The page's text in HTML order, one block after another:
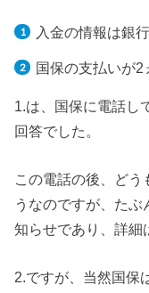
入金の情報は銀
国保の支払いが2
1.は、国保に電話し
回答でした。
この電話の後、どう
うなのですが、た
知らせであり、詳細
2.ですが、当然国保